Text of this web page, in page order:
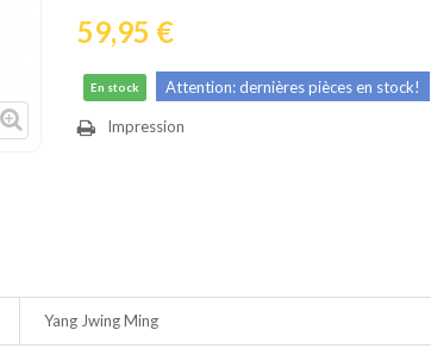
59,95 €
En stock Attention: dernières pièces en stock!
Impression
Yang Jwing Ming